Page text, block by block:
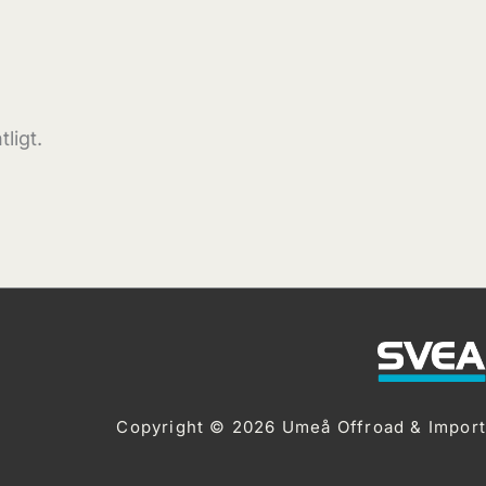
Copyright © 2026 Umeå Offroad & Import